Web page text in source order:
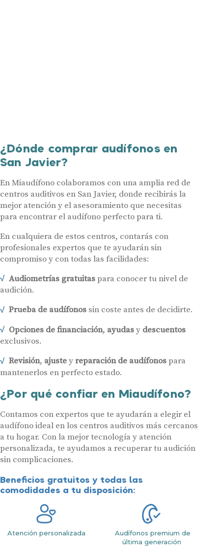
¿Dónde comprar audífonos en
San Javier?
En Miaudífono colaboramos con una amplia red de
centros auditivos en San Javier, donde recibirás la
mejor atención y el asesoramiento que necesitas
para encontrar el audífono perfecto para ti.
En cualquiera de estos centros, contarás con
profesionales expertos que te ayudarán sin
compromiso y con todas las facilidades:
Audiometrías gratuitaspara conocer tu nivel de
audición.
Prueba de audífonossin coste antes de decidirte.
Opciones de financiación, ayudasy descuentos
exclusivos.
Revisión, ajusteyreparación de audífonospara
mantenerlos en perfecto estado.
¿Por qué confiar en Miaudífono?
Contamos con expertos que te ayudarán a elegir el
audífono ideal en los centros auditivos más cercanos
a tu hogar. Con la mejor tecnología y atención
personalizada, te ayudamos a recuperar tu audición
sin complicaciones.
Beneficios gratuitos y todas las
comodidades a tu disposición:
Atención personalizada
Audífonos premium de
última generación